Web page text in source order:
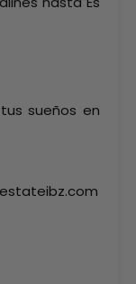
sueños en